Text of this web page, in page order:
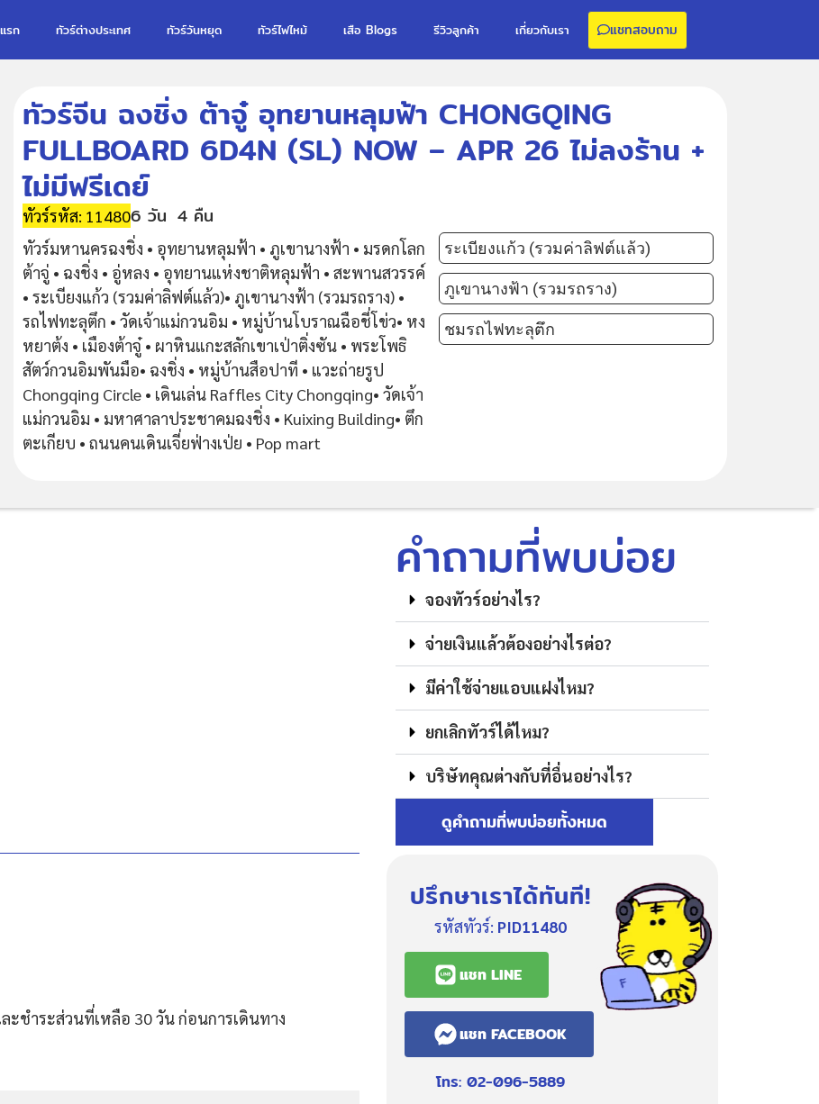
รก ทัวร์ต่างประเทศ ทัวร์วันหยุด ทัวร์ไฟไหม้ เสือ Blogs รีวิวลูกค้า เกี่ยวกับเรา แชทสอบถาม
ทัวร์จีน ฉงชิ่ง ต้าจู๋ อุทยานหลุมฟ้า CHONGQING
FULLBOARD 6D4N (SL) NOW – APR 26 ไม่ลงร้าน +
ไม่มีฟรีเดย์
ทัวร์รหัส: 114806 วัน 4 คืน
ทัวร์มหานครฉงชิ่ง • อุทยานหลุมฟ้า • ภูเขานางฟ้า • มรดกโลก
ต้าจู่ • ฉงชิ่ง • อู่หลง • อุทยานแห่งชาติหลุมฟ้า • สะพานสวรรค์
• ระเบียงแก้ว (รวมค่าลิฟต์แล้ว)• ภูเขานางฟ้า (รวมรถราง) •
รถไฟทะลุตึก • วัดเจ้าแม่กวนอิม • หมู่บ้านโบราณฉือชี่โข่ว• หง
หยาต้ง • เมืองต้าจู๋ • ผาหินแกะสลักเขาเป่าติ่งซัน • พระโพธิ
สัตว์กวนอิมพันมือ• ฉงชิ่ง • หมู่บ้านสือปาที • แวะถ่ายรูป
Chongqing Circle • เดินเล่น Raffles City Chongqing• วัดเจ้า
แม่กวนอิม • มหาศาลาประชาคมฉงชิ่ง • Kuixing Building• ตึก
ตะเกียบ • ถนนคนเดินเจี่ยฟ่างเป่ย • Pop mart
ระเบียงแก้ว (รวมค่าลิฟต์แล้ว)
ภูเขานางฟ้า (รวมรถราง)
ชมรถไฟทะลุตึก
ชำระส่วนที่เหลือ 30 วัน ก่อนการเดินทาง
คำถามที่พบบ่อย
จองทัวร์อย่างไร?
จ่ายเงินแล้วต้องอย่างไรต่อ?
มีค่าใช้จ่ายแอบแฝงไหม?
ยกเลิกทัวร์ได้ไหม?
บริษัทคุณต่างกับที่อื่นอย่างไร?
ดูคำถามที่พบบ่อยทั้งหมด
ปรึกษาเราได้ทันที!
รหัสทัวร์: PID11480
แชท LINE
แชท FACEBOOK
โทร: 02-096-5889